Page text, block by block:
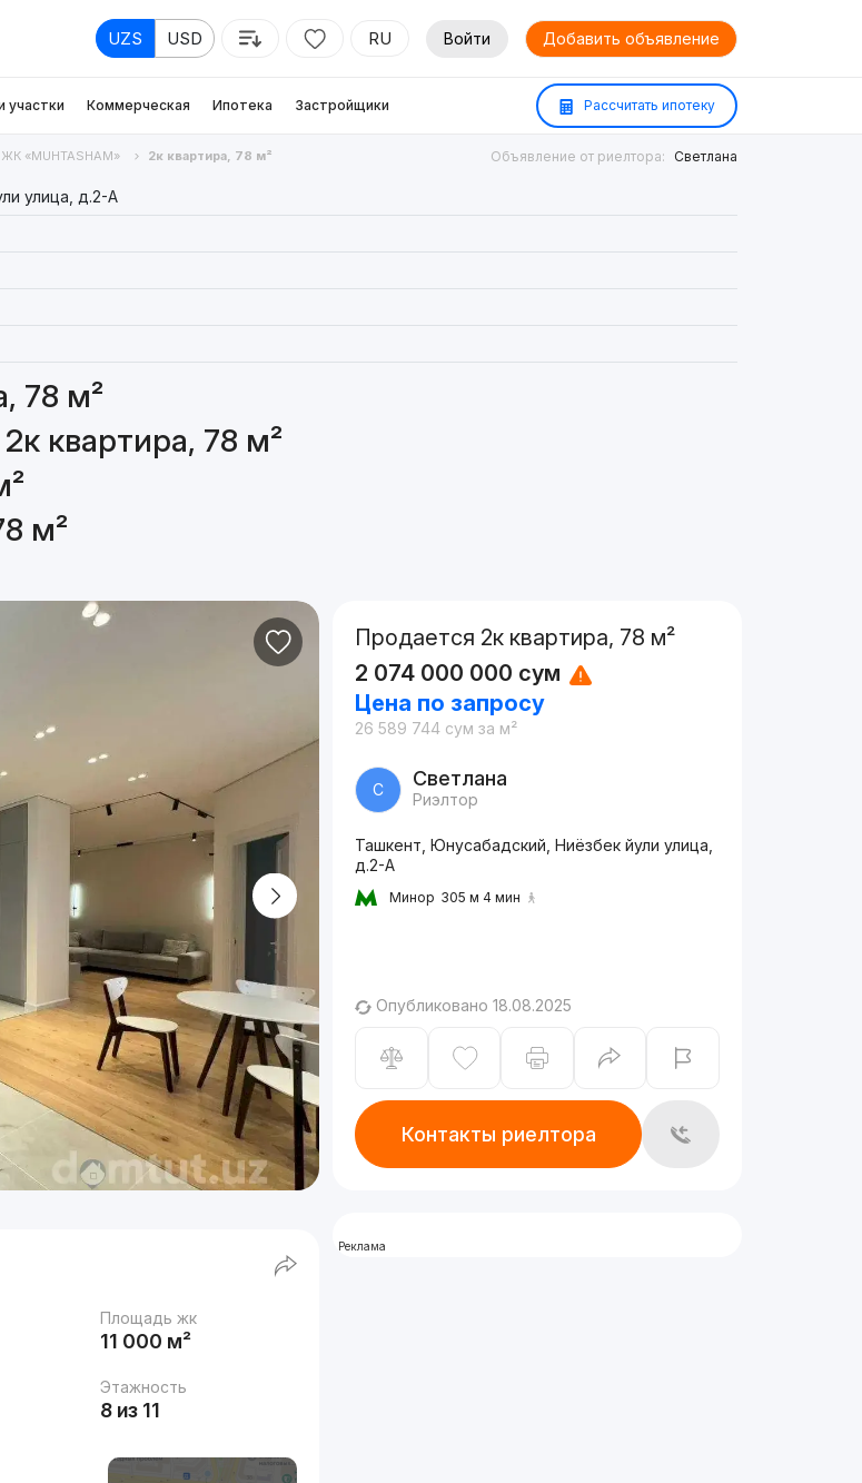
UZS USD RU Войти Добавить объявление
участки Коммерческая Ипотека Застройщики Рассчитать ипотеку
ЖК «MUHTASHAM» 2к квартира, 78 м² Объявление от риелтора: Светлана
улица, д.2-A
78 м²
квартира, 78 м²
м²
Площадь жк
11 000 м²
Этажность
8 из 11
Продается 2к квартира, 78 м²
2 074 000 000 сум
Цена по запросу
26 589 744 сум за м²
С Светлана
Риэлтор
Ташкент, Юнусабадский, Ниёзбек йули улица,
д.2-A
Минор 305 м 4 мин
Опубликовано 18.08.2025
Контакты риелтора
Реклама